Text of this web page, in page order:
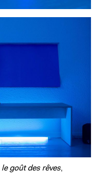
le goût des rêves,